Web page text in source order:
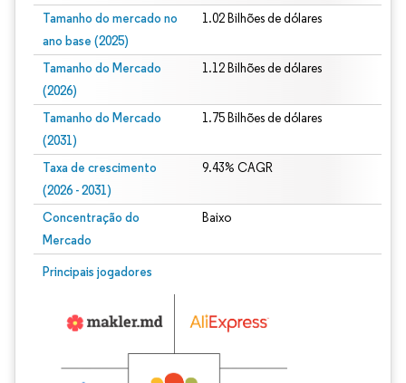
Tamanho do mercado no
ano base (2025)
1.02 Bilhões de dólares
Tamanho do Mercado
(2026)
1.12 Bilhões de dólares
Tamanho do Mercado
(2031)
1.75 Bilhões de dólares
Taxa de crescimento
(2026 - 2031)
9.43% CAGR
Concentração do
Mercado
Baixo
Principais jogadores
Imagem © Mordor Intelligence. O reuso requer atribuição conforme CC BY 4.0.